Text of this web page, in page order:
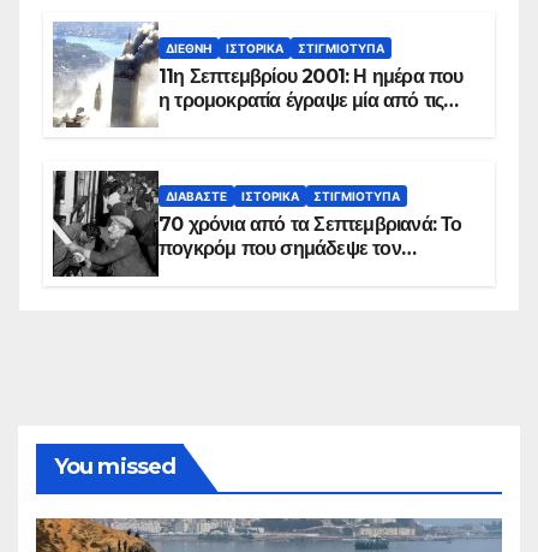
ΔΙΕΘΝΉ ΙΣΤΟΡΙΚΆ ΣΤΙΓΜΙΌΤΥΠΑ
11η Σεπτεμβρίου 2001: Η ημέρα που
η τρομοκρατία έγραψε μία από τις
ΔΙΑΒΆΣΤΕ ΙΣΤΟΡΙΚΆ ΣΤΙΓΜΙΌΤΥΠΑ
70 χρόνια από τα Σεπτεμβριανά: Το
πογκρόμ που σημάδεψε τον
You missed